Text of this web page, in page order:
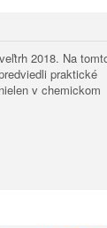
2018. Na
praktické
v chemickom